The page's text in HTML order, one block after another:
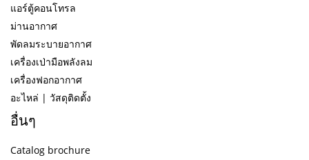
แอร์ตู้คอนโทรล
ม่านอากาศ
พัดลมระบายอากาศ
เครื่องเป่ามือพลังลม
เครื่องฟอกอากาศ
อะไหล่ | วัสดุติดตั้ง
อื่นๆ
Catalog brochure